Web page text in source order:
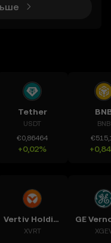
Tether
USDT
€0,86464
+0,02%
BNB
Vertiv Holdings, LLC
XVRT